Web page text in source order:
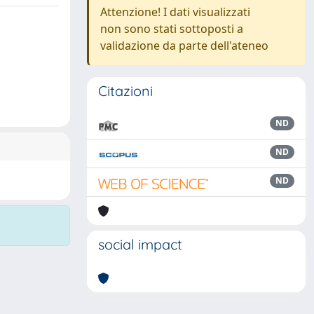
Attenzione! I dati visualizzati
non sono stati sottoposti a
validazione da parte dell'ateneo
Citazioni
ND
ND
ND
social impact